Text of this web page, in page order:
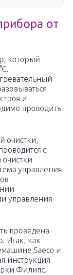
от
который
и
проводить
очистки,
с
управления
управления
проведена
Итак, как
Saeco и
инструкция
Филипс.